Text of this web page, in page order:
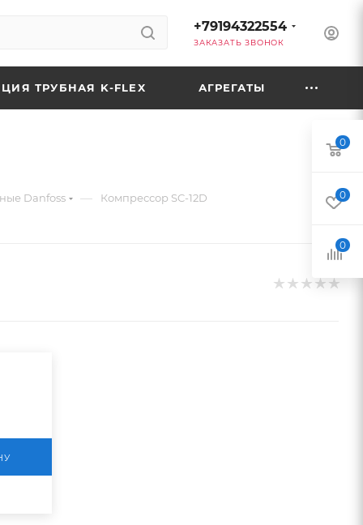
+79194322554
ЗАКАЗАТЬ ЗВОНОК
ТРУБНАЯ K-FLEX АГРЕГАТЫ
Danfoss — Компрессор SC-12D
0
0
0